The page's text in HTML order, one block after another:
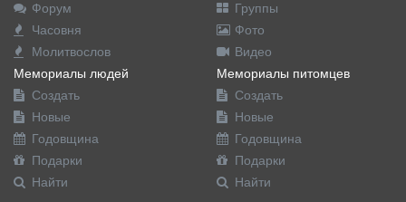
Форум
Часовня
Молитвослов
Группы
Фото
Видео
Мемориалы людей
Создать
Новые
Годовщина
Подарки
Найти
Мемориалы питомцев
Создать
Новые
Годовщина
Подарки
Найти